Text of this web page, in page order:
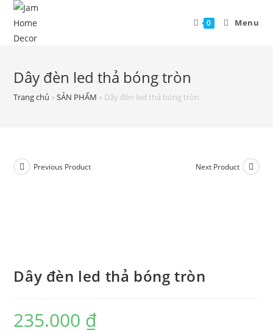
0 Menu
Dây đèn led thả bóng tròn
Trang chủ »SẢN PHẨM » Dây đèn led thả bóng tròn
Previous Product Next Product
Dây đèn led thả bóng tròn
235.000 ₫